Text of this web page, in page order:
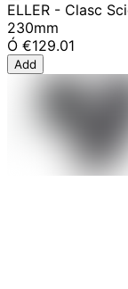
ELLER - Clasc
230mm
Ó €129.01
Add